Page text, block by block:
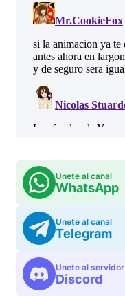
Unete al canal
WhatsApp
Unete al canal
Telegram
Unete al servidor
Discord